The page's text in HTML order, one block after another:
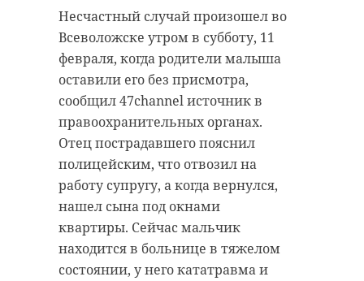
Несчастный случай произошел во
Всеволожске утром в субботу, 11
февраля, когда родители малыша
оставили его без присмотра,
сообщил 47channel источник в
правоохранительных органах.
Отец пострадавшего пояснил
полицейским, что отвозил на
работу супругу, а когда вернулся,
нашел сына под окнами
квартиры. Сейчас мальчик
находится в больнице в тяжелом
состоянии, у него кататравма и